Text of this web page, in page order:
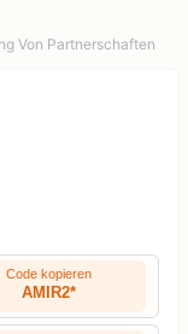
Von Partnerschaften
Code kopieren
AMIR2*